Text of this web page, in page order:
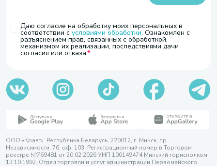
Даю согласие на обработку моих персональных в
соответствии с условиями обработки. Ознакомлен с
разъяснением прав, связанных с обработкой,
механизмом их реализации, последствиями дачи
согласия или отказа.
ООО «Кравт». Республика Беларусь, 220012, г. Минск, пр.
Независимости, 76, оф. 103. Регистрационный номер в Торговом
реестре №769481 от 20.02.2026 УНП 100149474 Минский горисполком,
13.10.1992. Отдел торговли и услуг администрации Первомайского